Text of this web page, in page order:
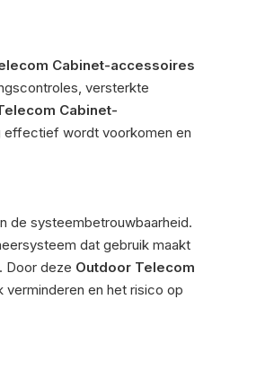
Cabinet-accessoires
versterkte
Cabinet-
effectief wordt voorkomen en
de systeembetrouwbaarheid.
dat gebruik maakt
Door deze Outdoor Telecom
verminderen en het risico op